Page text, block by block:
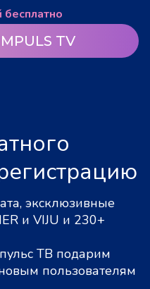
TV
эксклюзивные
и VIJU и 230+
ТВ подарим
пользователям